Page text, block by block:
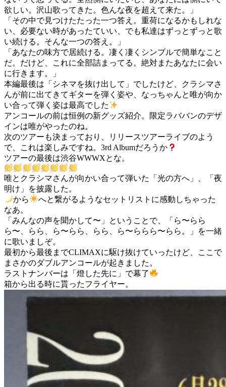
欲しい。沢山歌ってきた。色んな夜を超えて来た。」
「その中で見つけたたった一つ答え。重荷になるかもしれな
い、必要ない時があったていい、でも私達はずっとずっと歌
い続ける。そんな一つの答え。」
「あなたの味方で居続ける。凄く凄くシンプルで簡単なこと
だ。だけど、これに全部詰まってる。絶対またあなたに会い
に行きます。」
本編最後は「シネマを抜け出して」でしたけど、クラシマさ
んが前に出てきてギターを弾く姿や、なっちゃんと唯が向か
い合って弾く姿は最高でした
アンコールの前は恒例の新グッズ紹介。限定ラババンのデザ
インは唯がやったのね。
次のツアーも決まっており、リリースツアーライブのよう
で、これは楽しみですね。3rd Albumだろうか
ツアーの最後は渋谷WWWXとな。
唯とクラシマさんが向かい合って弾いた「光の方へ」、「夜
明け」を披露した。
から
へと繋がるようなセットリストに感動しちゃった
なあ。
「みんなの声を聞かして〜」ということで、「ら〜らら
ら〜、らら、ら〜らら、らら、ら〜ららら〜らら。」を一緒
に歌いましぞ。
最初から最後までCLIMAXに駆け抜けていったけど、ここで
まさかのダブルアンコールが起きました。
ラストナンバーは「燈した先に」で幕了
箱から出る時に貰ったフライヤー。